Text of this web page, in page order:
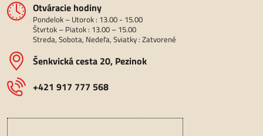
Otváracie hodiny
Pondelok – Utorok : 13.00 - 15.00
Štvrtok – Piatok : 13.00 – 15.00
Streda, Sobota, Nedeľa, Sviatky : Zatvorené
Šenkvická cesta 20, Pezinok
+421 917 777 568